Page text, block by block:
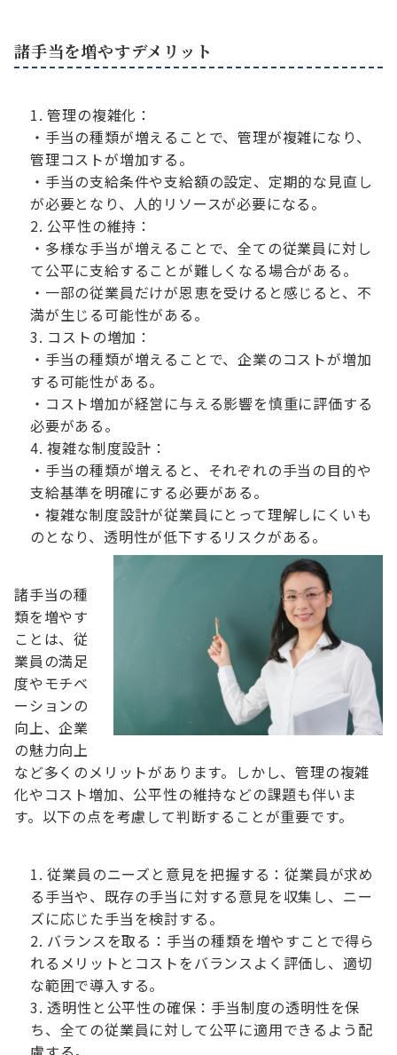
諸手当を増やすデメリット
管理の複雑化：
・手当の種類が増えることで、管理が複雑になり、
管理コストが増加する。
・手当の支給条件や支給額の設定、定期的な見直し
が必要となり、人的リソースが必要になる。
公平性の維持：
・多様な手当が増えることで、全ての従業員に対し
て公平に支給することが難しくなる場合がある。
・一部の従業員だけが恩恵を受けると感じると、不
満が生じる可能性がある。
コストの増加：
・手当の種類が増えることで、企業のコストが増加
する可能性がある。
・コスト増加が経営に与える影響を慎重に評価する
必要がある。
複雑な制度設計：
・手当の種類が増えると、それぞれの手当の目的や
支給基準を明確にする必要がある。
・複雑な制度設計が従業員にとって理解しにくいも
のとなり、透明性が低下するリスクがある。
諸手当の種
類を増やす
ことは、従
業員の満足
度やモチベ
ーションの
向上、企業
の魅力向上
など多くのメリットがあります。しかし、管理の複雑
化やコスト増加、公平性の維持などの課題も伴いま
す。以下の点を考慮して判断することが重要です。
従業員のニーズと意見を把握する：従業員が求め
る手当や、既存の手当に対する意見を収集し、ニー
ズに応じた手当を検討する。
バランスを取る：手当の種類を増やすことで得ら
れるメリットとコストをバランスよく評価し、適切
な範囲で導入する。
透明性と公平性の確保：手当制度の透明性を保
ち、全ての従業員に対して公平に適用できるよう配